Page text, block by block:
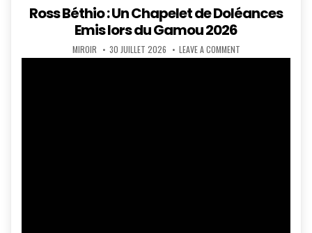
in
Ross Béthio : Un Chapelet de Doléances
Emis lors du Gamou 2026
AUTHOR:
MIROIR PUBLISHED
DATE:
30 JUILLET 2026 LEAVE A COMMENTON
ROSS